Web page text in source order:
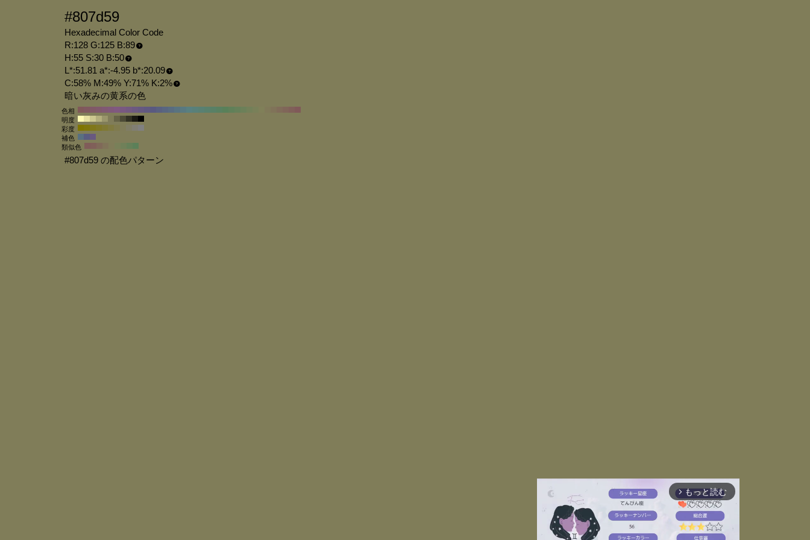
#807d59
Hexadecimal Color Code
R:128 G:125 B:89
H:55 S:30 B:50
L*:51.81 a*:-4.95 b*:20.09
C:58% M:49% Y:71% K:2%
暗い灰みの黄系の色
色相
明度
彩度
補色
類似色
#807d59 の配色パターン
arrow_forward_ios もっと読む